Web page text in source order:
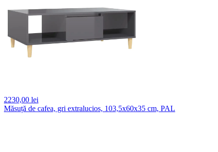
2230,00 lei
Măsuță de cafea, gri extralucios, 103,5x60x35 cm, PAL